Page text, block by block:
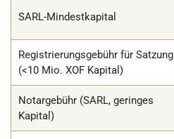
SARL-Mindestkapital
Registrierungsgebühr für Satzung
(<10 Mio. XOF Kapital)
Notargebühr (SARL, geringes
Kapital)